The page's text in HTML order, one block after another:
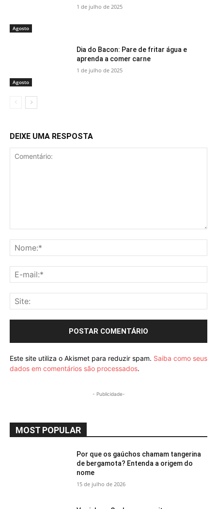
Agosto
1 de julho de 2025
Agosto
Dia do Bacon: Pare de fritar água e
aprenda a comer carne
1 de julho de 2025
DEIXE UMA RESPOSTA
Este site utiliza o Akismet para reduzir spam. Saiba como seus
dados em comentários são processados.
- Publicidade-
MOST POPULAR
Por que os gaúchos chamam tangerina
de bergamota? Entenda a origem do
nome
15 de julho de 2026